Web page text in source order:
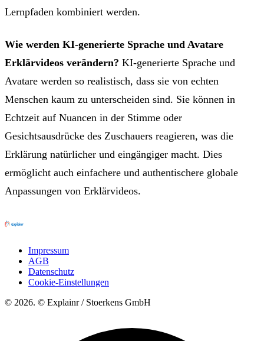
Lernpfaden kombiniert werden.
Wie werden KI-generierte Sprache und Avatare
Erklärvideos verändern? KI-generierte Sprache und
Avatare werden so realistisch, dass sie von echten
Menschen kaum zu unterscheiden sind. Sie können in
Echtzeit auf Nuancen in der Stimme oder
Gesichtsausdrücke des Zuschauers reagieren, was die
Erklärung natürlicher und eingängiger macht. Dies
ermöglicht auch einfachere und authentischere globale
Anpassungen von Erklärvideos.
Impressum
AGB
Datenschutz
Cookie-Einstellungen
© 2026. © Explainr / Stoerkens GmbH